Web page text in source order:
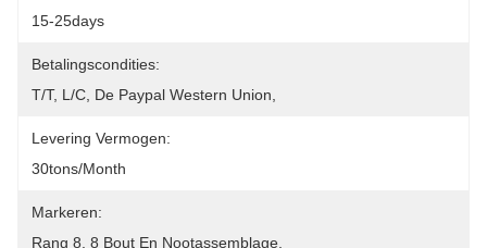
15-25days
Betalingscondities:
T/T, L/C, De Paypal Western Union,
Levering Vermogen:
30tons/month
Markeren:
Rang 8 8 Bout En Nootassemblage